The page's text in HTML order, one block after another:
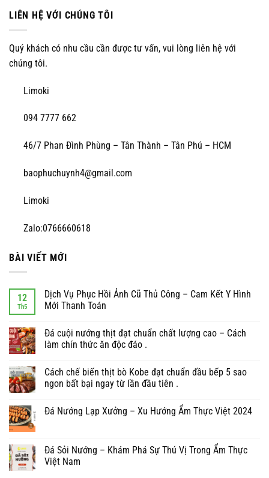
LIÊN HỆ VỚI CHÚNG TÔI
Quý khách có nhu cầu cần được tư vấn, vui lòng liên hệ với
chúng tôi.
Limoki
094 7777 662
46/7 Phan Đình Phùng – Tân Thành – Tân Phú – HCM
baophuchuynh4@gmail.com
Limoki
Zalo:0766660618
BÀI VIẾT MỚI
12
Th5
Dịch Vụ Phục Hồi Ảnh Cũ Thủ Công – Cam Kết Y Hình
Mới Thanh Toán
Đá cuội nướng thịt đạt chuẩn chất lượng cao – Cách
làm chín thức ăn độc đáo .
Cách chế biến thịt bò Kobe đạt chuẩn đầu bếp 5 sao
ngon bất bại ngay từ lần đầu tiên .
Đá Nướng Lạp Xưởng – Xu Hướng Ẩm Thực Việt 2024
Đá Sỏi Nướng – Khám Phá Sự Thú Vị Trong Ẩm Thực
Việt Nam